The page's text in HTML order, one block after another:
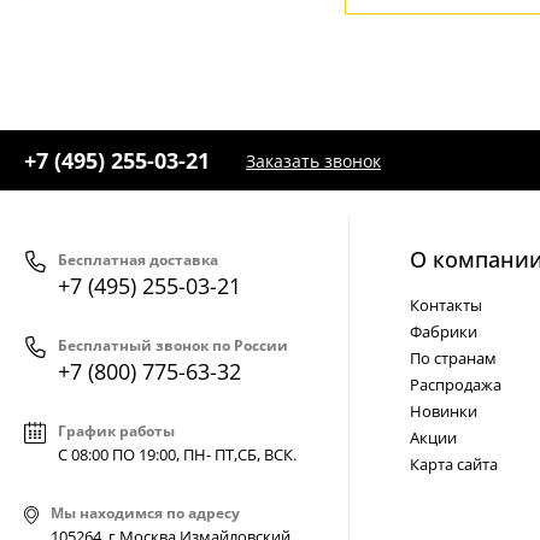
+7 (495) 255-03-21 Заказать звонок
Бесплатная доставка
+7 (495) 255-03-21
Бесплатный звонок по России
+7 (800) 775-63-32
График работы
С 08:00 ПО 19:00, ПН- ПТ,СБ, ВСК.
Мы находимся по адресу
О
Контакты
Фабрики
По странам
Распродажа
Новинки
Акции
Карта сайта